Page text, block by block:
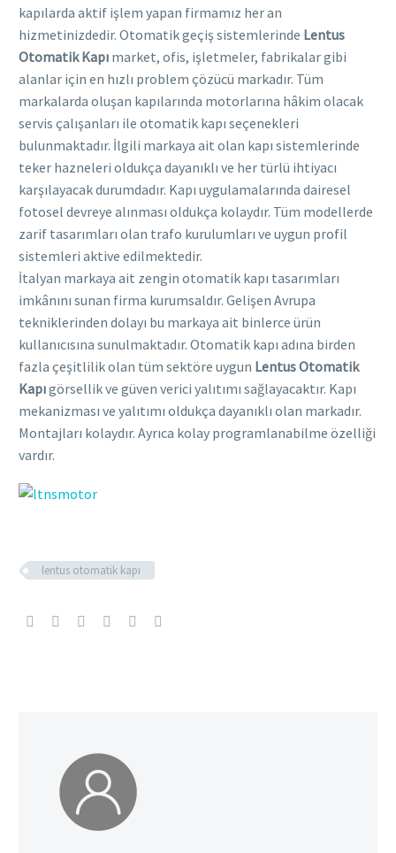
kapılarda aktif işlem yapan firmamız her an
hizmetinizdedir. Otomatik geçiş sistemlerinde Lentus
Otomatik Kapı market, ofis, işletmeler, fabrikalar gibi
alanlar için en hızlı problem çözücü markadır. Tüm
markalarda oluşan kapılarında motorlarına hâkim olacak
servis çalışanları ile otomatik kapı seçenekleri
bulunmaktadır. İlgili markaya ait olan kapı sistemlerinde
teker hazneleri oldukça dayanıklı ve her türlü ihtiyacı
karşılayacak durumdadır. Kapı uygulamalarında dairesel
fotosel devreye alınması oldukça kolaydır. Tüm modellerde
zarif tasarımları olan trafo kurulumları ve uygun profil
sistemleri aktive edilmektedir.
İtalyan markaya ait zengin otomatik kapı tasarımları
imkânını sunan firma kurumsaldır. Gelişen Avrupa
tekniklerinden dolayı bu markaya ait binlerce ürün
kullanıcısına sunulmaktadır. Otomatik kapı adına birden
fazla çeşitlilik olan tüm sektöre uygun Lentus Otomatik
Kapıgörsellik ve güven verici yalıtımı sağlayacaktır. Kapı
mekanizması ve yalıtımı oldukça dayanıklı olan markadır.
Montajları kolaydır. Ayrıca kolay programlanabilme özelliği
vardır.
lentus otomatik kapı